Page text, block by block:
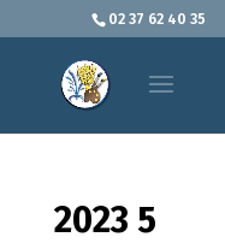
02 37 62 40 35
2023 5